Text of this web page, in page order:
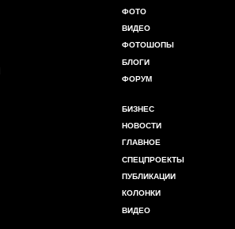
ФОТО
ВИДЕО
ФОТОШОПЫ
БЛОГИ
ФОРУМ
БИЗНЕС
НОВОСТИ
ГЛАВНОЕ
СПЕЦПРОЕКТЫ
ПУБЛИКАЦИИ
КОЛОНКИ
ВИДЕО